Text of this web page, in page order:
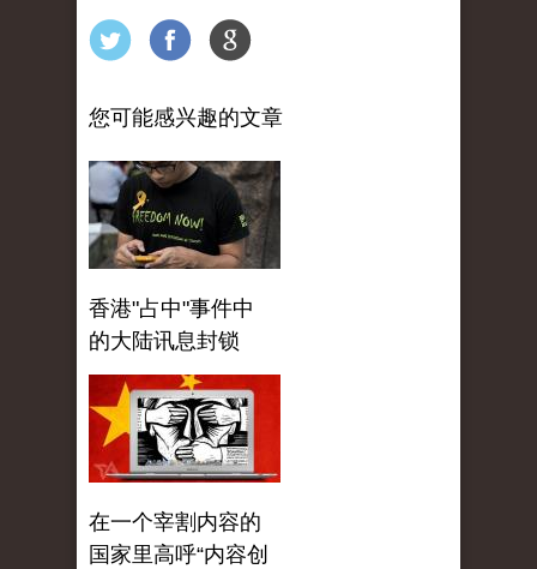
您可能感兴趣的文章
香港"占中"事件中
的大陆讯息封锁
在一个宰割内容的
国家里高呼“内容创